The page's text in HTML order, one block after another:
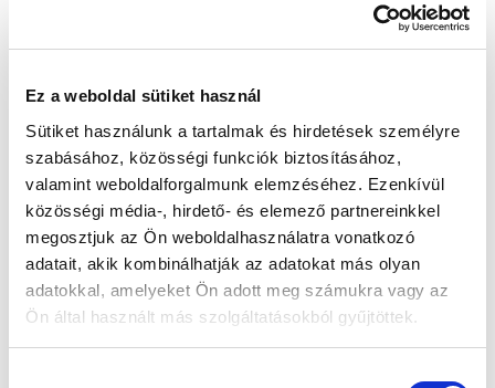
Ez a weboldal sütiket használ
Sütiket használunk a tartalmak és hirdetések személyre
szabásához, közösségi funkciók biztosításához,
valamint weboldalforgalmunk elemzéséhez. Ezenkívül
közösségi média-, hirdető- és elemező partnereinkkel
megosztjuk az Ön weboldalhasználatra vonatkozó
adatait, akik kombinálhatják az adatokat más olyan
adatokkal, amelyeket Ön adott meg számukra vagy az
Ön által használt más szolgáltatásokból gyűjtöttek.
Augusztus 10. (Hétfő)📦
Készleten:Nincs raktáron
31 490 Ft 27 554 Ft
Az elmúlt 30 nap legjobb ára: 27 554 Ft